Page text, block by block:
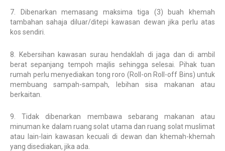
7. Dibenarkan memasang maksima tiga (3) buah khemah
tambahan sahaja diluar/ditepi kawasan dewan jika perlu atas
kos sendiri.
8. Kebersihan kawasan surau hendaklah di jaga dan di ambil
berat sepanjang tempoh majlis sehingga selesai. Pihak tuan
rumah perlu menyediakan tong roro (Roll-on Roll-off Bins) untuk
membuang sampah-sampah, lebihan sisa makanan atau
berkaitan.
9. Tidak dibenarkan membawa sebarang makanan atau
minuman ke dalam ruang solat utama dan ruang solat muslimat
atau lain-lain kawasan kecuali di dewan dan khemah-khemah
yang disediakan, jika ada.